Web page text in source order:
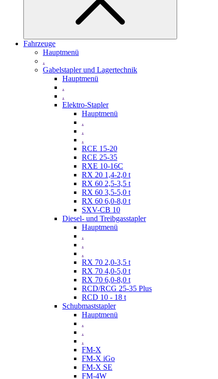
Fahrzeuge
Hauptmenü
.
Gabelstapler und Lagertechnik
Hauptmenü
.
.
Elektro-Stapler
Hauptmenü
.
.
.
RCE 15-20
RCE 25-35
RXE 10-16C
RX 20 1,4-2,0 t
RX 60 2,5-3,5 t
RX 60 3,5-5,0 t
RX 60 6,0-8,0 t
SXV-CB 10
Diesel- und Treibgasstapler
Hauptmenü
.
.
.
RX 70 2,0-3,5 t
RX 70 4,0-5,0 t
RX 70 6,0-8,0 t
RCD/RCG 25-35 Plus
RCD 10 - 18 t
Schubmaststapler
Hauptmenü
.
.
.
FM-X
FM-X iGo
FM-X SE
FM-4W